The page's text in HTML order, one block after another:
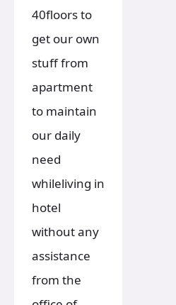
40floors to
get our own
stuff from
apartment
to maintain
our daily
need
whileliving in
hotel
without any
assistance
from the